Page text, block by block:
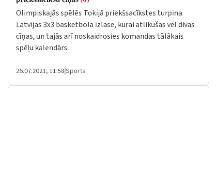
Olimpiskajās spēlēs Tokijā priekšsacīkstes turpina
Latvijas 3x3 basketbola izlase, kurai atlikušas vēl divas
cīņas, un tajās arī noskaidrosies komandas tālākais
spēļu kalendārs.
26.07.2021, 11:58|Sports